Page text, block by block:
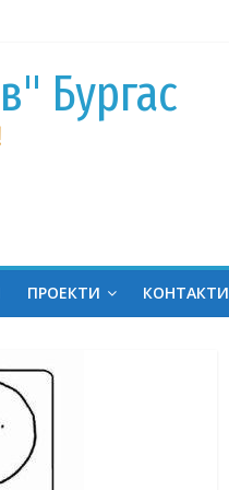
Бургас
ПРОЕКТИ КОНТАКТИ